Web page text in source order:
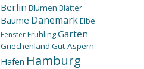
Berlin Blumen Blätter
Bäume DänemarkElbe
FensterFrühlingGarten
Griechenland Gut Aspern
Hafen Hamburg